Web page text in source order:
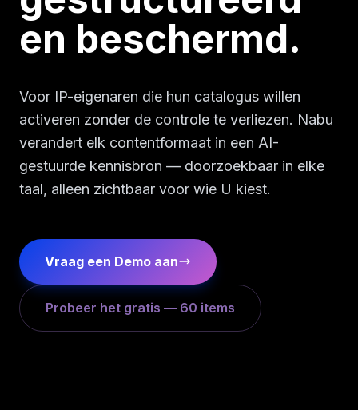
en beschermd.
Voor IP-eigenaren die hun catalogus willen
activeren zonder de controle te verliezen. Nabu
verandert elk contentformaat in een AI-
gestuurde kennisbron — doorzoekbaar in elke
taal, alleen zichtbaar voor wie U kiest.
Vraag een Demo aan
Probeer het gratis — 60 items